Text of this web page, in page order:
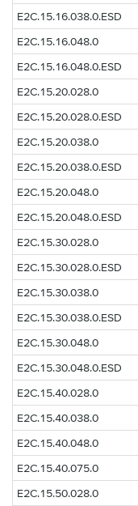
E2C.15.16.038.0.ESD
E2C.15.16.048.0
E2C.15.16.048.0.ESD
E2C.15.20.028.0
E2C.15.20.028.0.ESD
E2C.15.20.038.0
E2C.15.20.038.0.ESD
E2C.15.20.048.0
E2C.15.20.048.0.ESD
E2C.15.30.028.0
E2C.15.30.028.0.ESD
E2C.15.30.038.0
E2C.15.30.038.0.ESD
E2C.15.30.048.0
E2C.15.30.048.0.ESD
E2C.15.40.028.0
E2C.15.40.038.0
E2C.15.40.048.0
E2C.15.40.075.0
E2C.15.50.028.0